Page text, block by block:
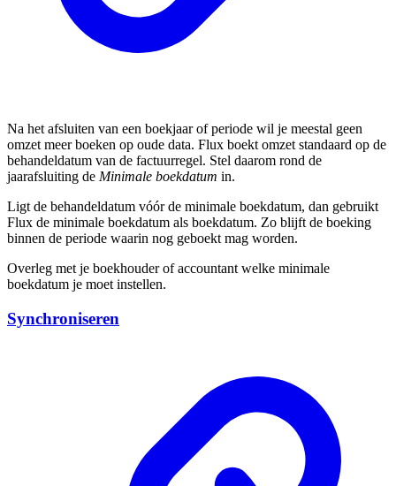
Na het afsluiten van een boekjaar of periode wil je meestal geen
omzet meer boeken op oude data. Flux boekt omzet standaard op de
behandeldatum van de factuurregel. Stel daarom rond de
jaarafsluiting de Minimale boekdatum in.
Ligt de behandeldatum vóór de minimale boekdatum, dan gebruikt
Flux de minimale boekdatum als boekdatum. Zo blijft de boeking
binnen de periode waarin nog geboekt mag worden.
Overleg met je boekhouder of accountant welke minimale
boekdatum je moet instellen.
Synchroniseren